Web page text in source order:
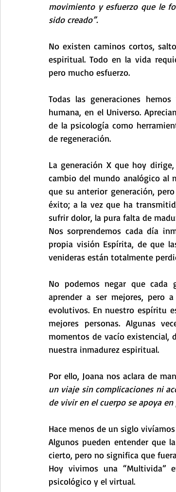
movimiento y esfuerzo que le
sido creado”.
No existen caminos cortos,
espiritual. Todo en la vida
pero mucho esfuerzo.
Todas las generaciones
humana, en el Universo.
de la psicología como
de regeneración.
La generación X que hoy
cambio del mundo analógico al
que su anterior generación,
éxito; a la vez que ha
sufrir dolor, la pura falta de
Nos sorprendemos cada día
propia visión Espírita, de que
venideras están totalmente
No podemos negar que cada
aprender a ser mejores, pero
evolutivos. En nuestro espíritu
mejores personas. Algunas
momentos de vacío existencial,
nuestra inmadurez espiritual.
Por ello, Joana nos aclara de
un viaje sin complicaciones ni
de vivir en el cuerpo se apoya
Hace menos de un siglo
Algunos pueden entender que
cierto, pero no significa que
Hoy vivimos una “Multivida”
psicológico y el virtual.